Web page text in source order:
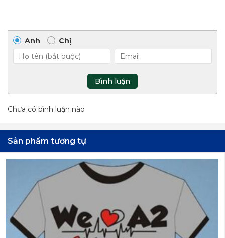
Anh Chị
Bình luận
Chưa có bình luận nào
Sản phẩm tương tự